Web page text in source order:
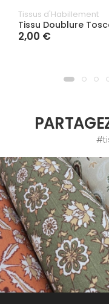
Tissus d'Habillement
Tissu Doublure
2,00 €